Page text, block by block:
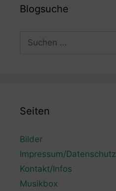
Blogsuche
Seiten
Bilder
Impressum/Datenschutz
Kontakt/Infos
Musikbox